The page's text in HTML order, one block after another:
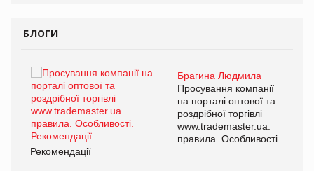
БЛОГИ
Брагина Людмила
Просування компанії
на порталі оптової та
роздрібної торгівлі
www.trademaster.ua.
правила. Особливості.
Рекомендації